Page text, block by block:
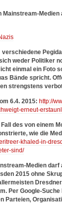
Mainstream-
verschiedene
weder Politiker
einmal ein Foto
Bände spricht.
strengstens
6.4. 2015: http://
erneut-
des von einem
wie die
khaled-in-
sind/
Medien
2015 ohne
Per Google-
Parteien,